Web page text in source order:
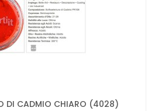
DI CADMIO CHIARO (4028)